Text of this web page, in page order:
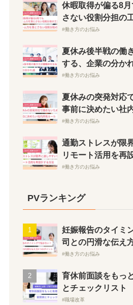
休暇取得が偏る8
さない役割分担の
働き方のお悩み
夏休み後半戦の働
する、企業の分か
働き方のお悩み
夏休みの突発対応
事前に決めたい社
働き方のお悩み
通勤ストレスが限
リモート活用を再
働き方のお悩み
PVランキング
妊娠報告のタイミ
司との円滑な伝え
働き方のお悩み
育休前面談をもっ
とチェックリスト
職場改革